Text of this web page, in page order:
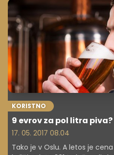
KORISTNO
9 evrov za pol litra piva?
17. 05. 2017 08.04
Tako je v Oslu. A letos je